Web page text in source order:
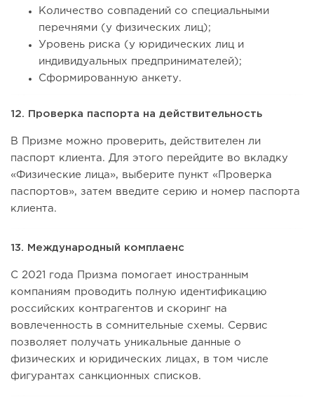
Количество совпадений со специальными
перечнями (у физических лиц);
Уровень риска (у юридических лиц и
индивидуальных предпринимателей);
Сформированную анкету.
12. Проверка паспорта на действительность
В Призме можно проверить, действителен ли
паспорт клиента. Для этого перейдите во вкладку
«Физические лица», выберите пункт «Проверка
паспортов», затем введите серию и номер паспорта
клиента.
13. Международный комплаенс
С 2021 года Призма помогает иностранным
компаниям проводить полную идентификацию
российских контрагентов и скоринг на
вовлеченность в сомнительные схемы. Сервис
позволяет получать уникальные данные о
физических и юридических лицах, в том числе
фигурантах санкционных списков.